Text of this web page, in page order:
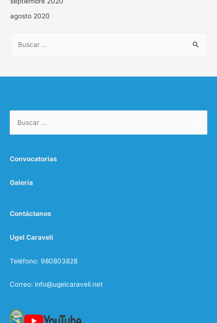
agosto 2020
Convocatorias
Galería
Contáctanos
Ugel Caravelí
Teléfono: 980803828
Correo: info@ugelcaraveli.net